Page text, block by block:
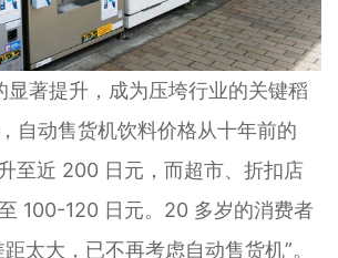
显著提升，成为压垮行业的关键稻
自动售货机饮料价格从十年前的
至近 200 日元，而超市、折扣店
100-120 日元。20 多岁的消费者
太大，已不再考虑自动售货机”。